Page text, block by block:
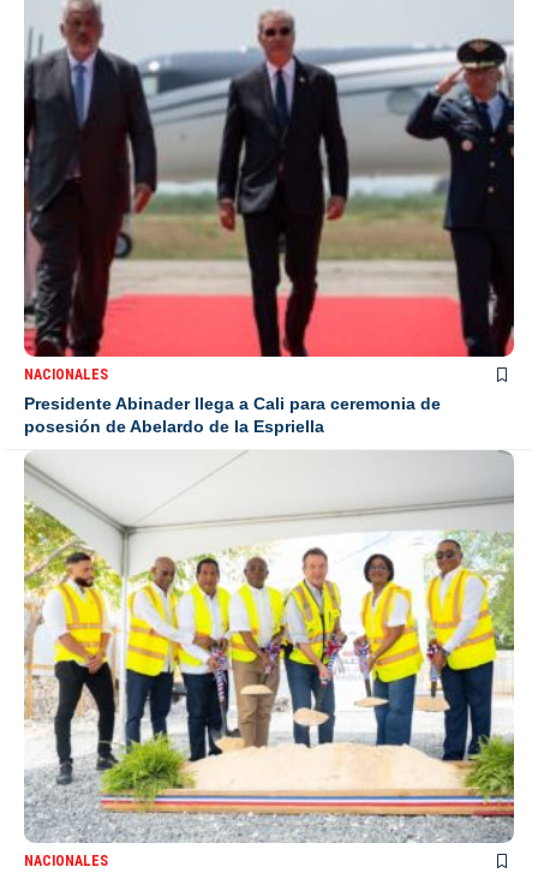
NACIONALES
Presidente Abinader llega a Cali para ceremonia de
posesión de Abelardo de la Espriella
NACIONALES